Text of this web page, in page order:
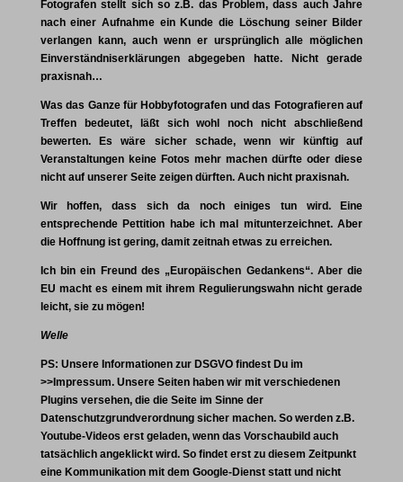
Fotografen stellt sich so z.B. das Problem, dass auch Jahre
nach einer Aufnahme ein Kunde die Löschung seiner Bilder
verlangen kann, auch wenn er ursprünglich alle möglichen
Einverständniserklärungen abgegeben hatte. Nicht gerade
praxisnah…
Was das Ganze für Hobbyfotografen und das Fotografieren auf
Treffen bedeutet, läßt sich wohl noch nicht abschließend
bewerten. Es wäre sicher schade, wenn wir künftig auf
Veranstaltungen keine Fotos mehr machen dürfte oder diese
nicht auf unserer Seite zeigen dürften. Auch nicht praxisnah.
Wir hoffen, dass sich da noch einiges tun wird. Eine
entsprechende Pettition habe ich mal mitunterzeichnet. Aber
die Hoffnung ist gering, damit zeitnah etwas zu erreichen.
Ich bin ein Freund des „Europäischen Gedankens“. Aber die
EU macht es einem mit ihrem Regulierungswahn nicht gerade
leicht, sie zu mögen!
Welle
PS: Unsere Informationen zur DSGVO findest Du im
>>Impressum. Unsere Seiten haben wir mit verschiedenen
Plugins versehen, die die Seite im Sinne der
Datenschutzgrundverordnung sicher machen. So werden z.B.
Youtube-Videos erst geladen, wenn das Vorschaubild auch
tatsächlich angeklickt wird. So findet erst zu diesem Zeitpunkt
eine Kommunikation mit dem Google-Dienst statt und nicht